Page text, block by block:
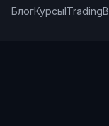
БлогКурсы